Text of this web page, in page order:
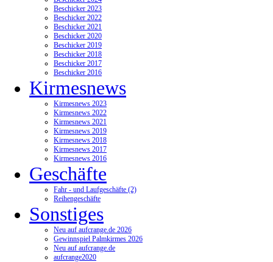
Beschicker 2023
Beschicker 2022
Beschicker 2021
Beschicker 2020
Beschicker 2019
Beschicker 2018
Beschicker 2017
Beschicker 2016
Kirmesnews
Kirmesnews 2023
Kirmesnews 2022
Kirmesnews 2021
Kirmesnews 2019
Kirmesnews 2018
Kirmesnews 2017
Kirmesnews 2016
Geschäfte
Fahr - und Laufgeschäfte (2)
Reihengeschäfte
Sonstiges
Neu auf aufcrange.de 2026
Gewinnspiel Palmkirmes 2026
Neu auf aufcrange.de
aufcrange2020